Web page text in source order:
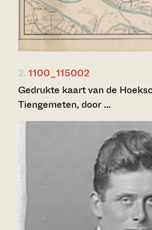
2. 1100_115002
Gedrukte kaart van de
Tiengemeten, door …